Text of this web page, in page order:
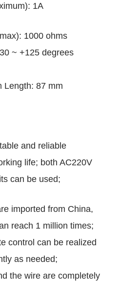
Carrying current (maximum):
Contract resistance (max):
Rated temperature: -30 ~
Drill diameter: 15 mm Length:
1. Simple principle, stable and
performance, long working
and AC/DC24V circuits can
2. All reed switches are
and the contact life can reach
multi-point and remote control
simply and conveniently as
3. The reed switch and the